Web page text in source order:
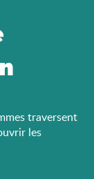
traversent
les